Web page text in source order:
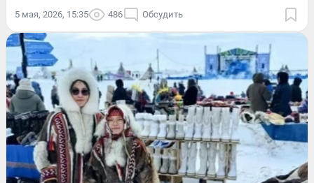
5 мая, 2026, 15:35 486 Обсудить